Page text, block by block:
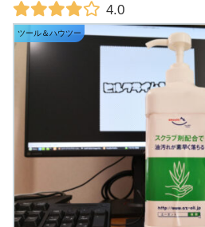
4.0
ツール＆ハウツー